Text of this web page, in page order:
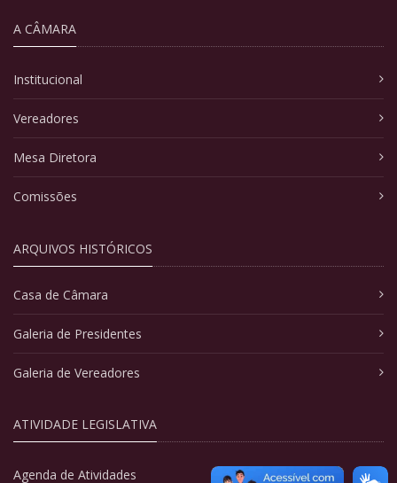
A CÂMARA
Institucional
Vereadores
Mesa Diretora
Comissões
ARQUIVOS HISTÓRICOS
Casa de Câmara
Galeria de Presidentes
Galeria de Vereadores
ATIVIDADE LEGISLATIVA
Agenda de Atividades